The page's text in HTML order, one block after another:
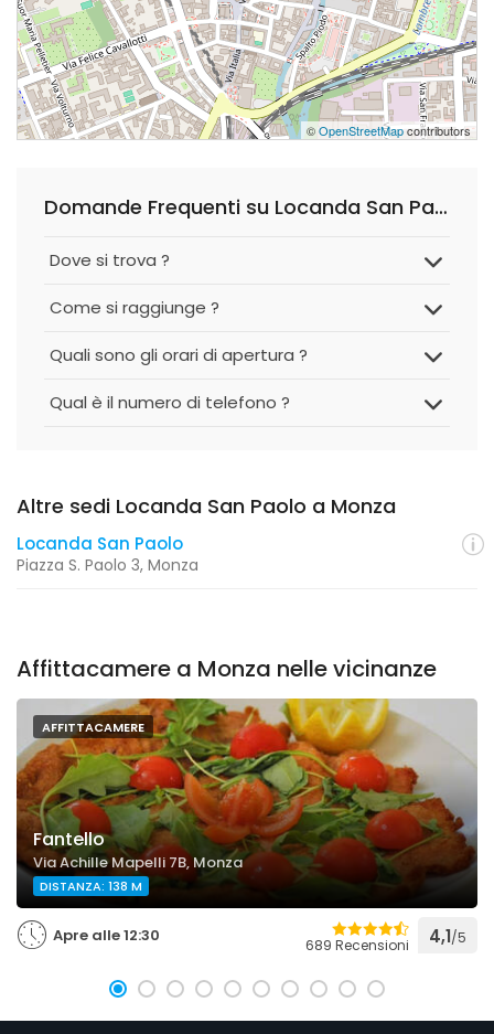
©OpenStreetMapcontributors
Domande Frequenti su Locanda San Paolo
Dove si trova ?
Come si raggiunge ?
Quali sono gli orari di apertura ?
Qual è il numero di telefono ?
Altre sedi Locanda San Paolo a Monza
Locanda San Paolo
Piazza S. Paolo 3, Monza
Affittacamere a Monza nelle vicinanze
AFFITTACAMERE
Fantello
Via Achille Mapelli 7B, Monza
DISTANZA: 138 M
Apre alle 12:30 689 Recensioni 4,1/5